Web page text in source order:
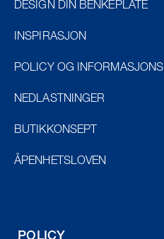
DESIGN DIN BENKEPLATE
INSPIRASJON
POLICY OG
NEDLASTNINGER
BUTIKKONSEPT
ÅPENHETSLOVEN